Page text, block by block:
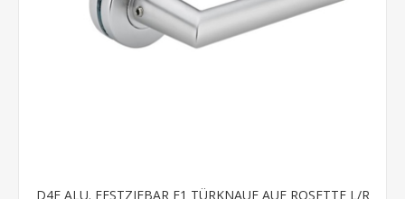
D4E ALU. FESTZIEBAR F1 TÜRKNAUF AUF ROSETTE L/R